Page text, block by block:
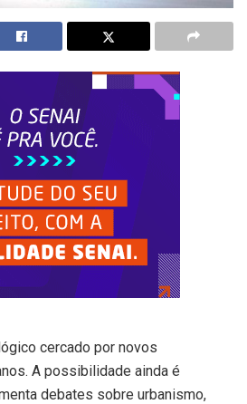
cercado por novos
A possibilidade ainda é
debates sobre urbanismo,